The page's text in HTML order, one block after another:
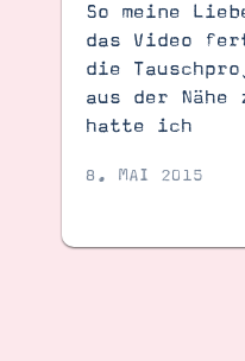
So meine
das Video
die
aus der Nähe
hatte ich
8. MAI 2015